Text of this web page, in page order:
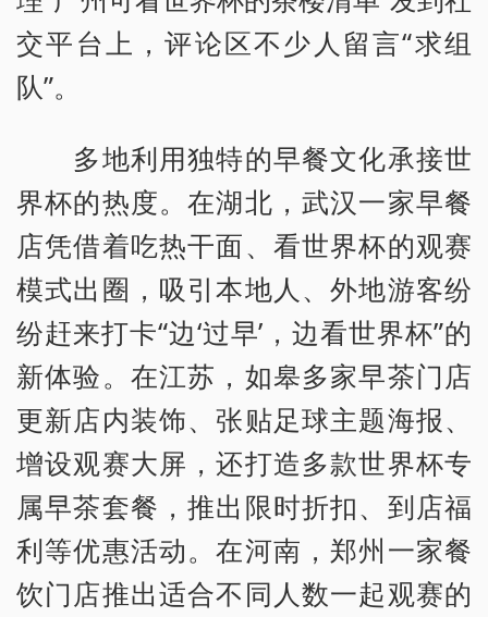
交平台上，评论区不少人留言“求组
队”。
多地利用独特的早餐文化承接世
界杯的热度。在湖北，武汉一家早餐
店凭借着吃热干面、看世界杯的观赛
模式出圈，吸引本地人、外地游客纷
纷赶来打卡“边‘过早’，边看世界杯”的
新体验。在江苏，如皋多家早茶门店
更新店内装饰、张贴足球主题海报、
增设观赛大屏，还打造多款世界杯专
属早茶套餐，推出限时折扣、到店福
利等优惠活动。在河南，郑州一家餐
饮门店推出适合不同人数一起观赛的